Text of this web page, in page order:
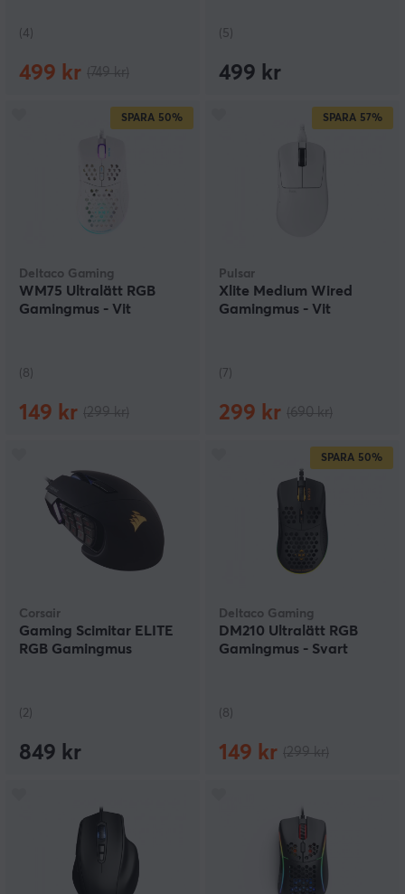
(4)
499 kr
(5)
499 kr
SPARA 50%
Deltaco Gaming
WM75 Ultralätt RGB
Gamingmus - Vit
(8)
149 kr
SPARA 57%
Pulsar
Xlite Medium Wired
Gamingmus - Vit
(7)
299 kr
Corsair
Gaming Scimitar ELITE
RGB Gamingmus
(2)
849 kr
SPARA 50%
Deltaco Gaming
DM210 Ultralätt RGB
Gamingmus - Svart
(8)
149 kr